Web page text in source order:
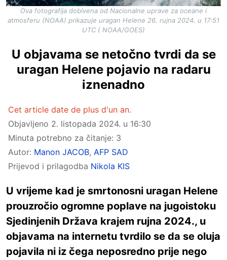
Ova fotografija dobivena od Nacionalne uprave za oceane i
atmosferu (NOAA) prikazuje uragan Helene 26. rujna 2024. u 17:51
UTC ( NOAA/GOES)
U objavama se netočno tvrdi da se
uragan Helene pojavio na radaru
iznenadno
Cet article date de plus d'un an.
Objavljeno 2. listopada 2024. u 16:30
Minuta potrebno za čitanje: 3
Autor: Manon JACOB, AFP SAD
Prijevod i prilagodba Nikola KIS
U vrijeme kad je smrtonosni uragan Helene
prouzročio ogromne poplave na jugoistoku
Sjedinjenih Država krajem rujna 2024., u
objavama na internetu tvrdilo se da se oluja
pojavila ni iz čega neposredno prije nego